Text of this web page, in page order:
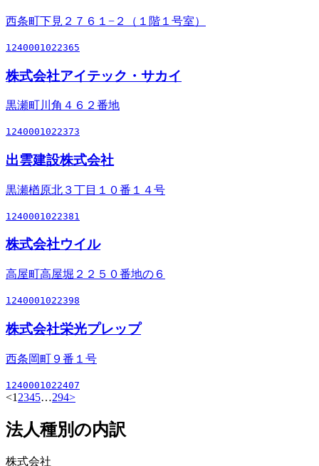
西条町下見２７６１−２（１階１号室）
1240001022365
株式会社アイテック・サカイ
黒瀬町川角４６２番地
1240001022373
出雲建設株式会社
黒瀬楢原北３丁目１０番１４号
1240001022381
株式会社ウイル
高屋町高屋堀２２５０番地の６
1240001022398
株式会社栄光プレップ
西条岡町９番１号
1240001022407
<1 2345…294>
法人種別の内訳
株式会社